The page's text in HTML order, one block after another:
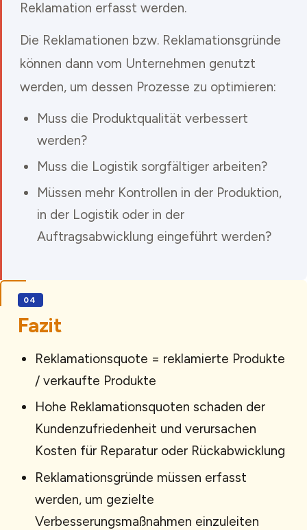
Reklamation erfasst werden.
Die Reklamationen bzw. Reklamationsgründe
können dann vom Unternehmen genutzt
werden, um dessen Prozesse zu optimieren:
Muss die Produktqualität verbessert
werden?
Muss die Logistik sorgfältiger arbeiten?
Müssen mehr Kontrollen in der Produktion,
in der Logistik oder in der
Auftragsabwicklung eingeführt werden?
Fazit
Reklamationsquote = reklamierte Produkte
/ verkaufte Produkte
Hohe Reklamationsquoten schaden der
Kundenzufriedenheit und verursachen
Kosten für Reparatur oder Rückabwicklung
Reklamationsgründe müssen erfasst
werden, um gezielte
Verbesserungsmaßnahmen einzuleiten